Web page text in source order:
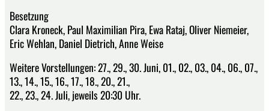
Besetzung
Clara Kroneck, Paul Maximilian Pira, Ewa Rataj, Oliver Niemeier,
Eric Wehlan, Daniel Dietrich, Anne Weise
Weitere Vorstellungen: 27., 29., 30. Juni, 01., 02., 03., 04., 06., 07.,
13., 14., 15., 16., 17., 18., 20., 21.,
22., 23., 24. Juli, jeweils 20:30 Uhr.